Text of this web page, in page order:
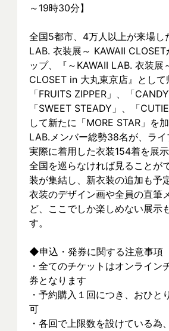
～19時30分】
全国5都市、4万⼈以上が来場し
LAB. 衣装展～ KAWAII
ップ、『～KAWAII LAB. 衣装展
CLOSET in 大丸東京店』として
「FRUITS ZIPPER」、「
「SWEET STEADY」、「
して新たに「MORE STAR」を
LAB.メンバー総勢38名が、ラ
実際に着⽤した衣装154着を展示
全国を巡らなければ見ることが
装が集結し、新⾐装の追加も予
衣装のデザイン画や全員の直筆
ど、ここでしか楽しめない展示
す。
◆申込・発券に関する注意事項
・全てのチケットはオンライン
券となります
・予約購入１回につき、おひと
可
・各回で上限数を設けている為